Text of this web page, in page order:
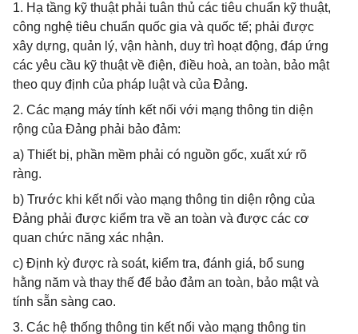
1. Hạ tầng kỹ thuật phải tuân thủ các tiêu chuẩn kỹ thuật,
công nghệ tiêu chuẩn quốc gia và quốc tế; phải được
xây dựng, quản lý, vận hành, duy trì hoạt động, đáp ứng
các yêu cầu kỹ thuật về điện, điều hoà, an toàn, bảo mật
theo quy định của pháp luật và của Đảng.
2. Các mạng máy tính kết nối với mạng thông tin diện
rộng của Đảng phải bảo đảm:
a) Thiết bị, phần mềm phải có nguồn gốc, xuất xứ rõ
ràng.
b) Trước khi kết nối vào mạng thông tin diện rộng của
Đảng phải được kiểm tra về an toàn và được các cơ
quan chức năng xác nhận.
c) Định kỳ được rà soát, kiểm tra, đánh giá, bổ sung
hằng năm và thay thế để bảo đảm an toàn, bảo mật và
tính sẵn sàng cao.
3. Các hệ thống thông tin kết nối vào mạng thông tin